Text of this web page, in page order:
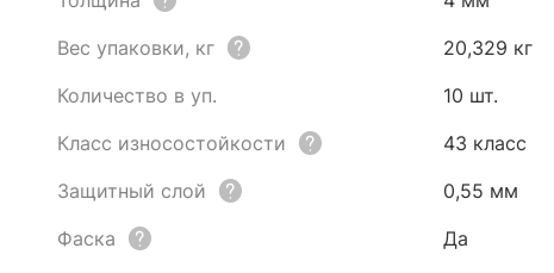
Вес упаковки, кг
20,329 кг
Количество в уп.
10 шт.
Класс износостойкости
43 класс
Защитный слой
0,55 мм
Фаска
Да